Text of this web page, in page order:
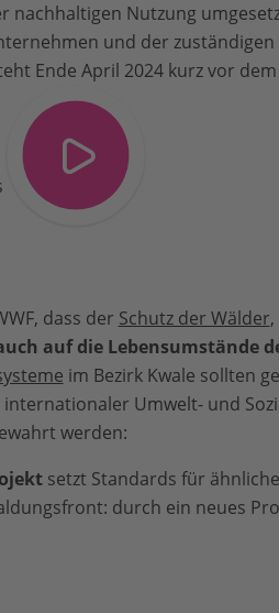
nachhaltigen Nutzung
und der
Ende April 2024 kurz vor
dass der Schutz der Wälder
auf die Lebensumstände
im Bezirk Kwale sollten
Umwelt- und
werden:
setzt Standards für
durch ein neues